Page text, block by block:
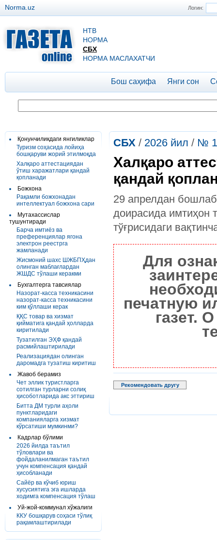
Логин:
Norma.uz
НТВ
НОРМА
СБХ
НОРМА МАСЛАХАТЧИ
Бош саҳифа Янги сон
Қонунчиликдаги янгиликлар
Туризм соҳасида лойиҳа
бошқаруви жорий этилмоқда
Халқаро аттестациядан
ўтиш харажатлари қандай
қопланади
Божхона
Рақамли божхонадан
интеллектуал божхона сари
Мутахассислар
тушунтиради
Барча имтиёз ва
преференциялар ягона
электрон реестрга
жамланади
Жисмоний шахс ШЖБПҲдан
олинган маблағлардан
ЖШДС тўлаши керакми
Бухгалтерга тавсиялар
Назорат-касса техникасини
назорат-касса техникасини
ким қўллаши керак
ҚҚС товар ва хизмат
қийматига қандай ҳолларда
киритилади
Тузатилган ЭҲФ қандай
расмийлаштирилади
Реализациядан олинган
даромадга тузатиш киритиш
Жавоб берамиз
Чет эллик туристларга
сотилган турларни солиқ
ҳисоботларида акс эттириш
Битта ДМ турли аҳоли
пунктларидаги
компанияларга хизмат
кўрсатиши мумкинми?
Кадрлар бўлими
2026 йилда таътил
тўловлари ва
фойдаланилмаган таътил
учун компенсация қандай
ҳисобланади
Сайёр ва кўчиб юриш
хусусиятига эга ишларда
ходимга компенсация тўлаш
Уй-жой-коммунал хўжалиги
ККУ бошқарув соҳаси тўлиқ
рақамлаштирилади
СБХ / 2026 йил / №
Халқаро
қандай
29 апрелдан бошлаб
доирасида имтиҳон
тўғрисидаги
Для
печатную
газет.
Рекомендовать другу